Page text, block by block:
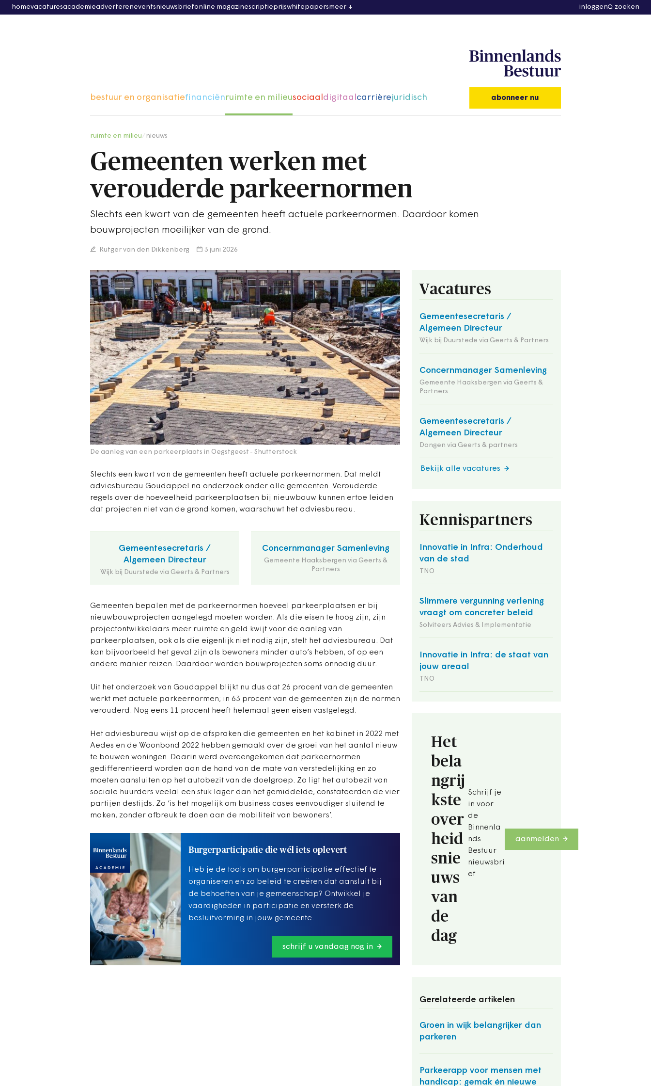
homevacaturesacademieadvertereneventsnieuwsbriefonline magazinescriptieprijswhitepapersmeer inloggen zoeken
bestuur en organisatiefinanciënruimte en milieusociaaldigitaalcarrièrejuridisch abonneer nu
ruimte en milieu nieuws
Gemeenten werken met
verouderde parkeernormen
Slechts een kwart van de gemeenten heeft actuele parkeernormen. Daardoor komen
bouwprojecten moeilijker van de grond.
Rutger van den Dikkenberg 3 juni 2026
De aanleg van een parkeerplaats in Oegstgeest - Shutterstock
Slechts een kwart van de gemeenten heeft actuele parkeernormen. Dat meldt
adviesbureau Goudappel na onderzoek onder alle gemeenten. Verouderde
regels over de hoeveelheid parkeerplaatsen bij nieuwbouw kunnen ertoe leiden
dat projecten niet van de grond komen, waarschuwt het adviesbureau.
Gemeentesecretaris /
Algemeen Directeur
Wijk bij Duurstede via Geerts & Partners
Concernmanager Samenleving
Gemeente Haaksbergen via Geerts &
Partners
Gemeenten bepalen met de parkeernormen hoeveel parkeerplaatsen er bij
nieuwbouwprojecten aangelegd moeten worden. Als die eisen te hoog zijn, zijn
projectontwikkelaars meer ruimte en geld kwijt voor de aanleg van
parkeerplaatsen, ook als die eigenlijk niet nodig zijn, stelt het adviesbureau. Dat
kan bijvoorbeeld het geval zijn als bewoners minder auto’s hebben, of op een
andere manier reizen. Daardoor worden bouwprojecten soms onnodig duur.
Vacatures
Gemeentesecretaris /
Algemeen Directeur
Wijk bij Duurstede via Geerts & Partners
Concernmanager Samenleving
Gemeente Haaksbergen via Geerts &
Partners
Gemeentesecretaris /
Algemeen Directeur
Dongen via Geerts & partners
Bekijk alle vacatures
Kennispartners
Innovatie in Infra: Onderhoud
van de stad
TNO
Slimmere vergunning verlening
vraagt om concreter beleid
Solviteers Advies & Implementatie
Innovatie in Infra: de staat van
jouw areaal
TNO
Het
bela
ngrij
kste
over
heid
snie
uws
van
de
dag
Schrijf je
in voor
de
Binnenla
nds
Bestuur
nieuwsbri
ef
aanmelden
Gerelateerde artikelen
Groen in wijk belangrijker dan
parkeren
Parkeerapp voor mensen met
handicap: gemak én nieuwe
Uit het onderzoek van Goudappel blijkt nu dus dat 26 procent van de gemeenten
werkt met actuele parkeernormen; in 63 procent van de gemeenten zijn de normen
verouderd. Nog eens 11 procent heeft helemaal geen eisen vastgelegd.
Het adviesbureau wijst op de afspraken die gemeenten en het kabinet in 2022 met
Aedes en de Woonbond 2022 hebben gemaakt over de groei van het aantal nieuw
te bouwen woningen. Daarin werd overeengekomen dat parkeernormen
gedifferentieerd worden aan de hand van de mate van verstedelijking en zo
moeten aansluiten op het autobezit van de doelgroep. Zo ligt het autobezit van
sociale huurders veelal een stuk lager dan het gemiddelde, constateerden de vier
partijen destijds. Zo ‘is het mogelijk om business cases eenvoudiger sluitend te
maken, zonder afbreuk te doen aan de mobiliteit van bewoners’.
Burgerparticipatie die wél iets oplevert
Heb je de tools om burgerparticipatie effectief te
organiseren en zo beleid te creëren dat aansluit bij
de behoeften van je gemeenschap? Ontwikkel je
vaardigheden in participatie en versterk de
besluitvorming in jouw gemeente.
schrijf u vandaag nog in